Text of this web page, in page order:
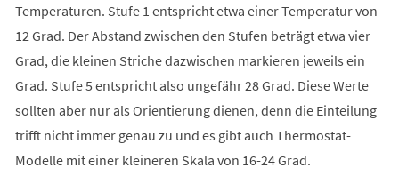
Temperaturen. Stufe 1 entspricht etwa einer Temperatur von
12 Grad. Der Abstand zwischen den Stufen beträgt etwa vier
Grad, die kleinen Striche dazwischen markieren jeweils ein
Grad. Stufe 5 entspricht also ungefähr 28 Grad. Diese Werte
sollten aber nur als Orientierung dienen, denn die Einteilung
trifft nicht immer genau zu und es gibt auch Thermostat-
Modelle mit einer kleineren Skala von 16-24 Grad.